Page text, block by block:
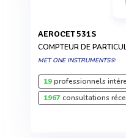
AEROCET 531S
COMPTEUR DE
MET ONE INSTRUMENTS®
19professionnels
1967consultations